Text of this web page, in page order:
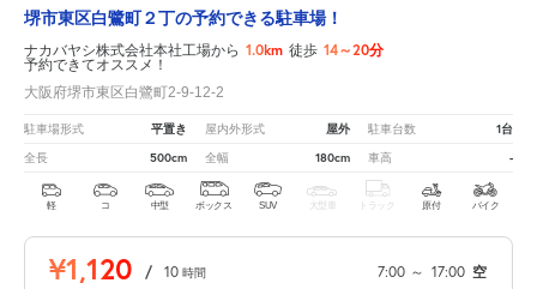
堺市東区白鷺町２丁の予約できる駐車場！
ナカバヤシ株式会社本社工場から 1.0km 徒歩 14～20分
予約できてオススメ！
大阪府堺市東区白鷺町2-9-12-2
駐車場形式 平置き 屋内外形式 屋外 駐車台数 1台
全長 500cm 全幅 180cm 車高 -
軽 コ 中型 ボックス SUV 大型車 トラック 原付 バイク
¥1,120 / 10 時間 7:00 ～ 17:00 空